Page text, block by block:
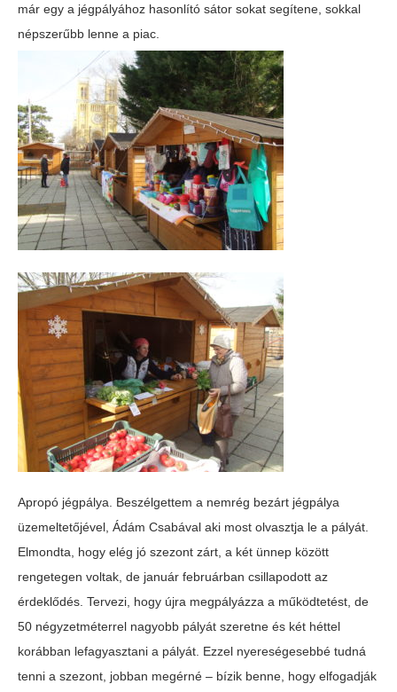
már egy a jégpályához hasonlító sátor sokat segítene, sokkal
népszerűbb lenne a piac.
Apropó jégpálya. Beszélgettem a nemrég bezárt jégpálya
üzemeltetőjével, Ádám Csabával aki most olvasztja le a pályát.
Elmondta, hogy elég jó szezont zárt, a két ünnep között
rengetegen voltak, de január februárban csillapodott az
érdeklődés. Tervezi, hogy újra megpályázza a működtetést, de
50 négyzetméterrel nagyobb pályát szeretne és két héttel
korábban lefagyasztani a pályát. Ezzel nyereségesebbé tudná
tenni a szezont, jobban megérné – bízik benne, hogy elfogadják